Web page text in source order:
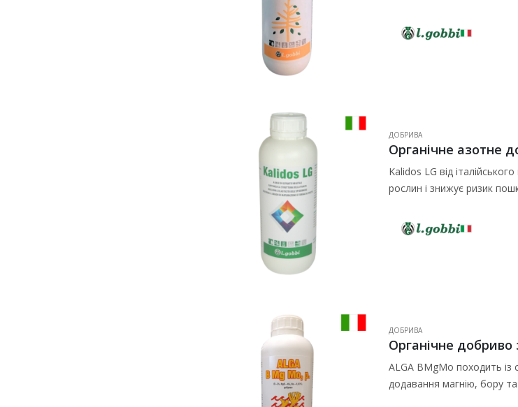
ДОБРИВА
Органічне азотне
Kalidos LG від
рослин і знижує ризик
ДОБРИВА
Органічне добриво
ALGA BMgМо походить із
додавання магнію, бору